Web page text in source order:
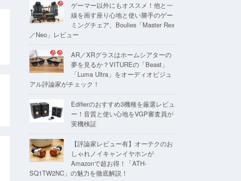
ゲーマー以外にもオススメ！他と一
線を画す座り心地と使い勝手のゲー
ミングチェア、Boulies「Master Rex
／Neo」レビュー
AR／XRグラスはホームシアターの
夢を見るか？VITUREの「Beast」
「Luma Ultra」をオーディオビジュ
アル評論家がチェック！
Edifierのおすすめ3機種を厳選レビュ
ー！音質と使い心地をVGP審査員が
実機検証
【評論家レビュー有】オーテクのお
しゃれノイキャンイヤホンが
Amazonで超お得！「ATH-
SQ1TW2NC」の魅力を徹底解説！